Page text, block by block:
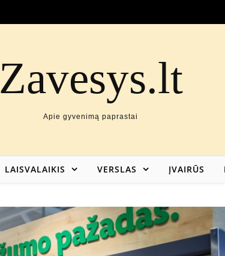
Zavesys.lt
Apie gyvenimą paprastai
LAISVALAIKIS VERSLAS ĮVAIRŪS